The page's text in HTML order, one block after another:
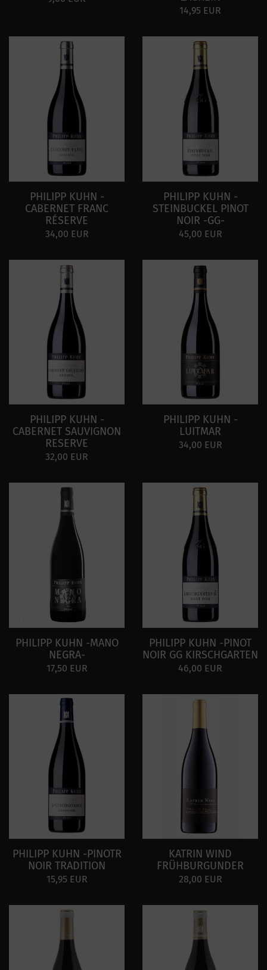
14,95 EUR
PHILIPP KUHN -
CABERNET FRANC
RÉSERVE
34,00 EUR
PHILIPP KUHN -
STEINBUCKEL PINOT
NOIR -GG-
45,00 EUR
PHILIPP KUHN -
CABERNET SAUVIGNON
RESERVE
32,00 EUR
PHILIPP KUHN -
LUITMAR
34,00 EUR
PHILIPP KUHN -MANO
NEGRA-
17,50 EUR
PHILIPP KUHN -PINOT
NOIR GG KIRSCHGARTEN
46,00 EUR
PHILIPP KUHN -PINOTR
NOIR TRADITION
15,95 EUR
KATRIN WIND
FRÜHBURGUNDER
28,00 EUR